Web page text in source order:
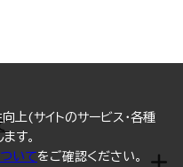
上(サイトのサービス・各種
す。
いてをご確認ください。